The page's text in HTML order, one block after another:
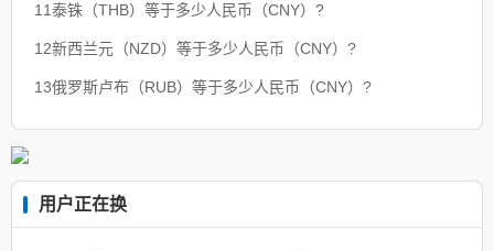
11泰铢（THB）等于多少人民币（CNY）?
12新西兰元（NZD）等于多少人民币（CNY）?
13俄罗斯卢布（RUB）等于多少人民币（CNY）?
用户正在换